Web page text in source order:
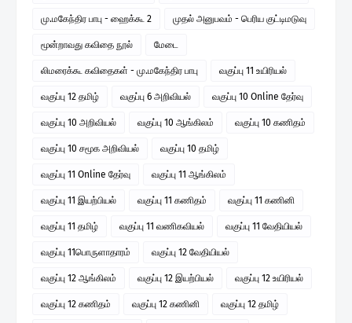
மு.மகேந்திர பாபு - ஹைக்கூ 2 முதல் அனுபவம் - பெரிய குட்டிமடுவு
மூன்றாவது கவிதை நூல் மேடை
லிமரைக்கூ கவிதைகள் - மு.மகேந்திர பாபு வகுப்பு 11 உயிரியல்
வகுப்பு 12 தமிழ் வகுப்பு 6 அறிவியல் வகுப்பு 10 Online தேர்வு
வகுப்பு 10 அறிவியல் வகுப்பு 10 ஆங்கிலம் வகுப்பு 10 கணிதம்
வகுப்பு 10 சமூக அறிவியல் வகுப்பு 10 தமிழ்
வகுப்பு 11 Online தேர்வு வகுப்பு 11 ஆங்கிலம்
வகுப்பு 11 இயற்பியல் வகுப்பு 11 கணிதம் வகுப்பு 11 கணினி
வகுப்பு 11 தமிழ் வகுப்பு 11 வணிகவியல் வகுப்பு 11 வேதியியல்
வகுப்பு 11பொருளாதாரம் வகுப்பு 12 வேதியியல்
வகுப்பு 12 ஆங்கிலம் வகுப்பு 12 இயற்பியல் வகுப்பு 12 உயிரியல்
வகுப்பு 12 கணிதம் வகுப்பு 12 கணினி வகுப்பு 12 தமிழ்